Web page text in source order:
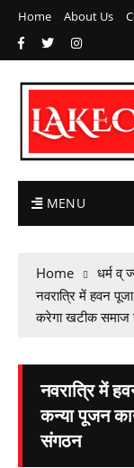
Home About Us
MENU
Home
धर्म व्
नवरात्रि में हवन
करेगा खटीक समाज
नवरात्रि में
कन्या पूजन
संगठन